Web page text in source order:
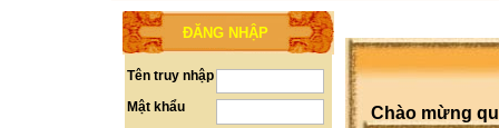
ĐĂNG NHẬP
Tên truy nhập
Mật khẩu
Chào mừng